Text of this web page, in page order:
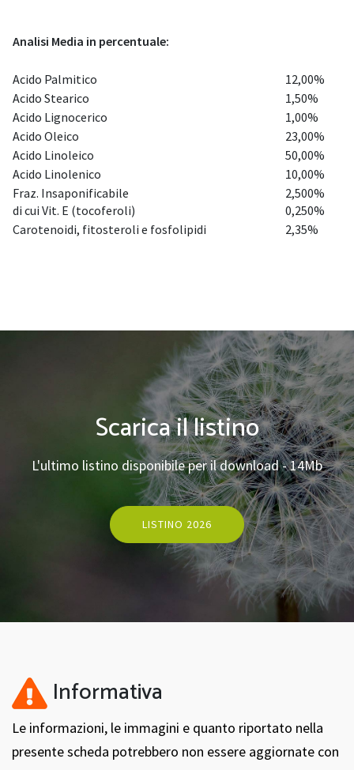
Analisi Media in percentuale:
Acido Palmitico
12,00%
Acido Stearico
1,50%
Acido Lignocerico
1,00%
Acido Oleico
23,00%
Acido Linoleico
50,00%
Acido Linolenico
10,00%
Fraz. Insaponificabile
di cui Vit. E (tocoferoli)
2,500%
0,250%
Carotenoidi, fitosteroli e fosfolipidi
2,35%
Scarica il listino
L'ultimo listino disponibile per il download - 14Mb
LISTINO 2026
Informativa
Le informazioni, le immagini e quanto riportato nella
presente scheda potrebbero non essere aggiornate con